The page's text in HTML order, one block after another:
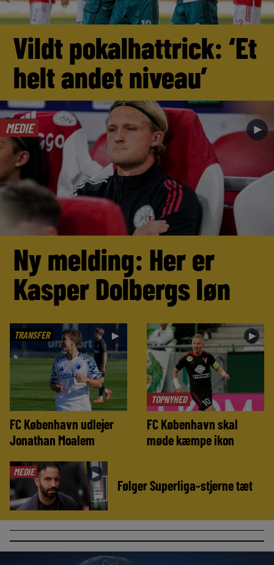
Vildt pokalhattrick: ‘Et
helt andet niveau’
MEDIE ►
Ny melding: Her er
Kasper Dolbergs løn
TRANSFER ►
FC København udlejer
Jonathan Moalem
TOPNYHED
►
FC København skal
møde kæmpe ikon
MEDIE ►
Følger Superliga-stjerne tæt